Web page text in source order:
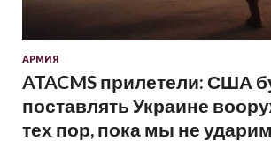
АРМИЯ
ATACMS прилетели: США
поставлять Украине
тех пор, пока мы не